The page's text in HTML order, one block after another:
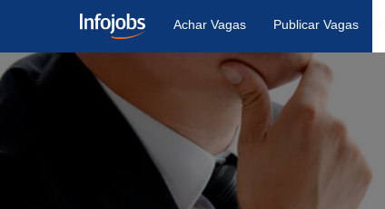
Achar Vagas Publicar Vagas